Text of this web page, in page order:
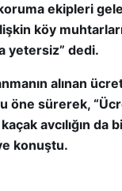
ekipleri
köy
yetersiz” dedi.
alınan
öne sürerek,
avcılığın da
konuştu.